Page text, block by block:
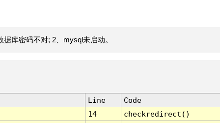
库密码不对; 2、mysql未启动。
Line
Code
14
checkredirect()